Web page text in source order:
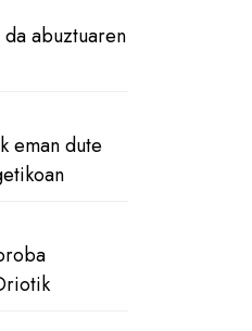
abuztuaren
eman dute